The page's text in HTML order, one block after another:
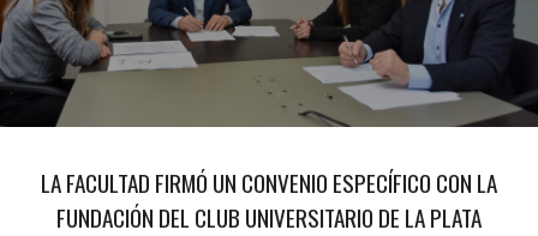
LA FACULTAD FIRMÓ UN CONVENIO ESPECÍFICO CON LA
FUNDACIÓN DEL CLUB UNIVERSITARIO DE LA PLATA